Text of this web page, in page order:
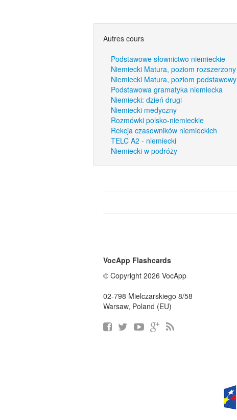
Autres cours
Podstawowe słownictwo niemieckie
Niemiecki Matura, poziom rozszerzony
Niemiecki Matura, poziom podstawowy
Podstawowa gramatyka niemiecka
Niemiecki: dzień drugi
Niemiecki medyczny
Rozmówki polsko-niemieckie
Rekcja czasowników niemieckich
TELC A2 - niemiecki
Niemiecki w podróży
VocApp Flashcards
© Copyright 2026 VocApp
02-798 Mielczarskiego 8/58
Warsaw, Poland (EU)